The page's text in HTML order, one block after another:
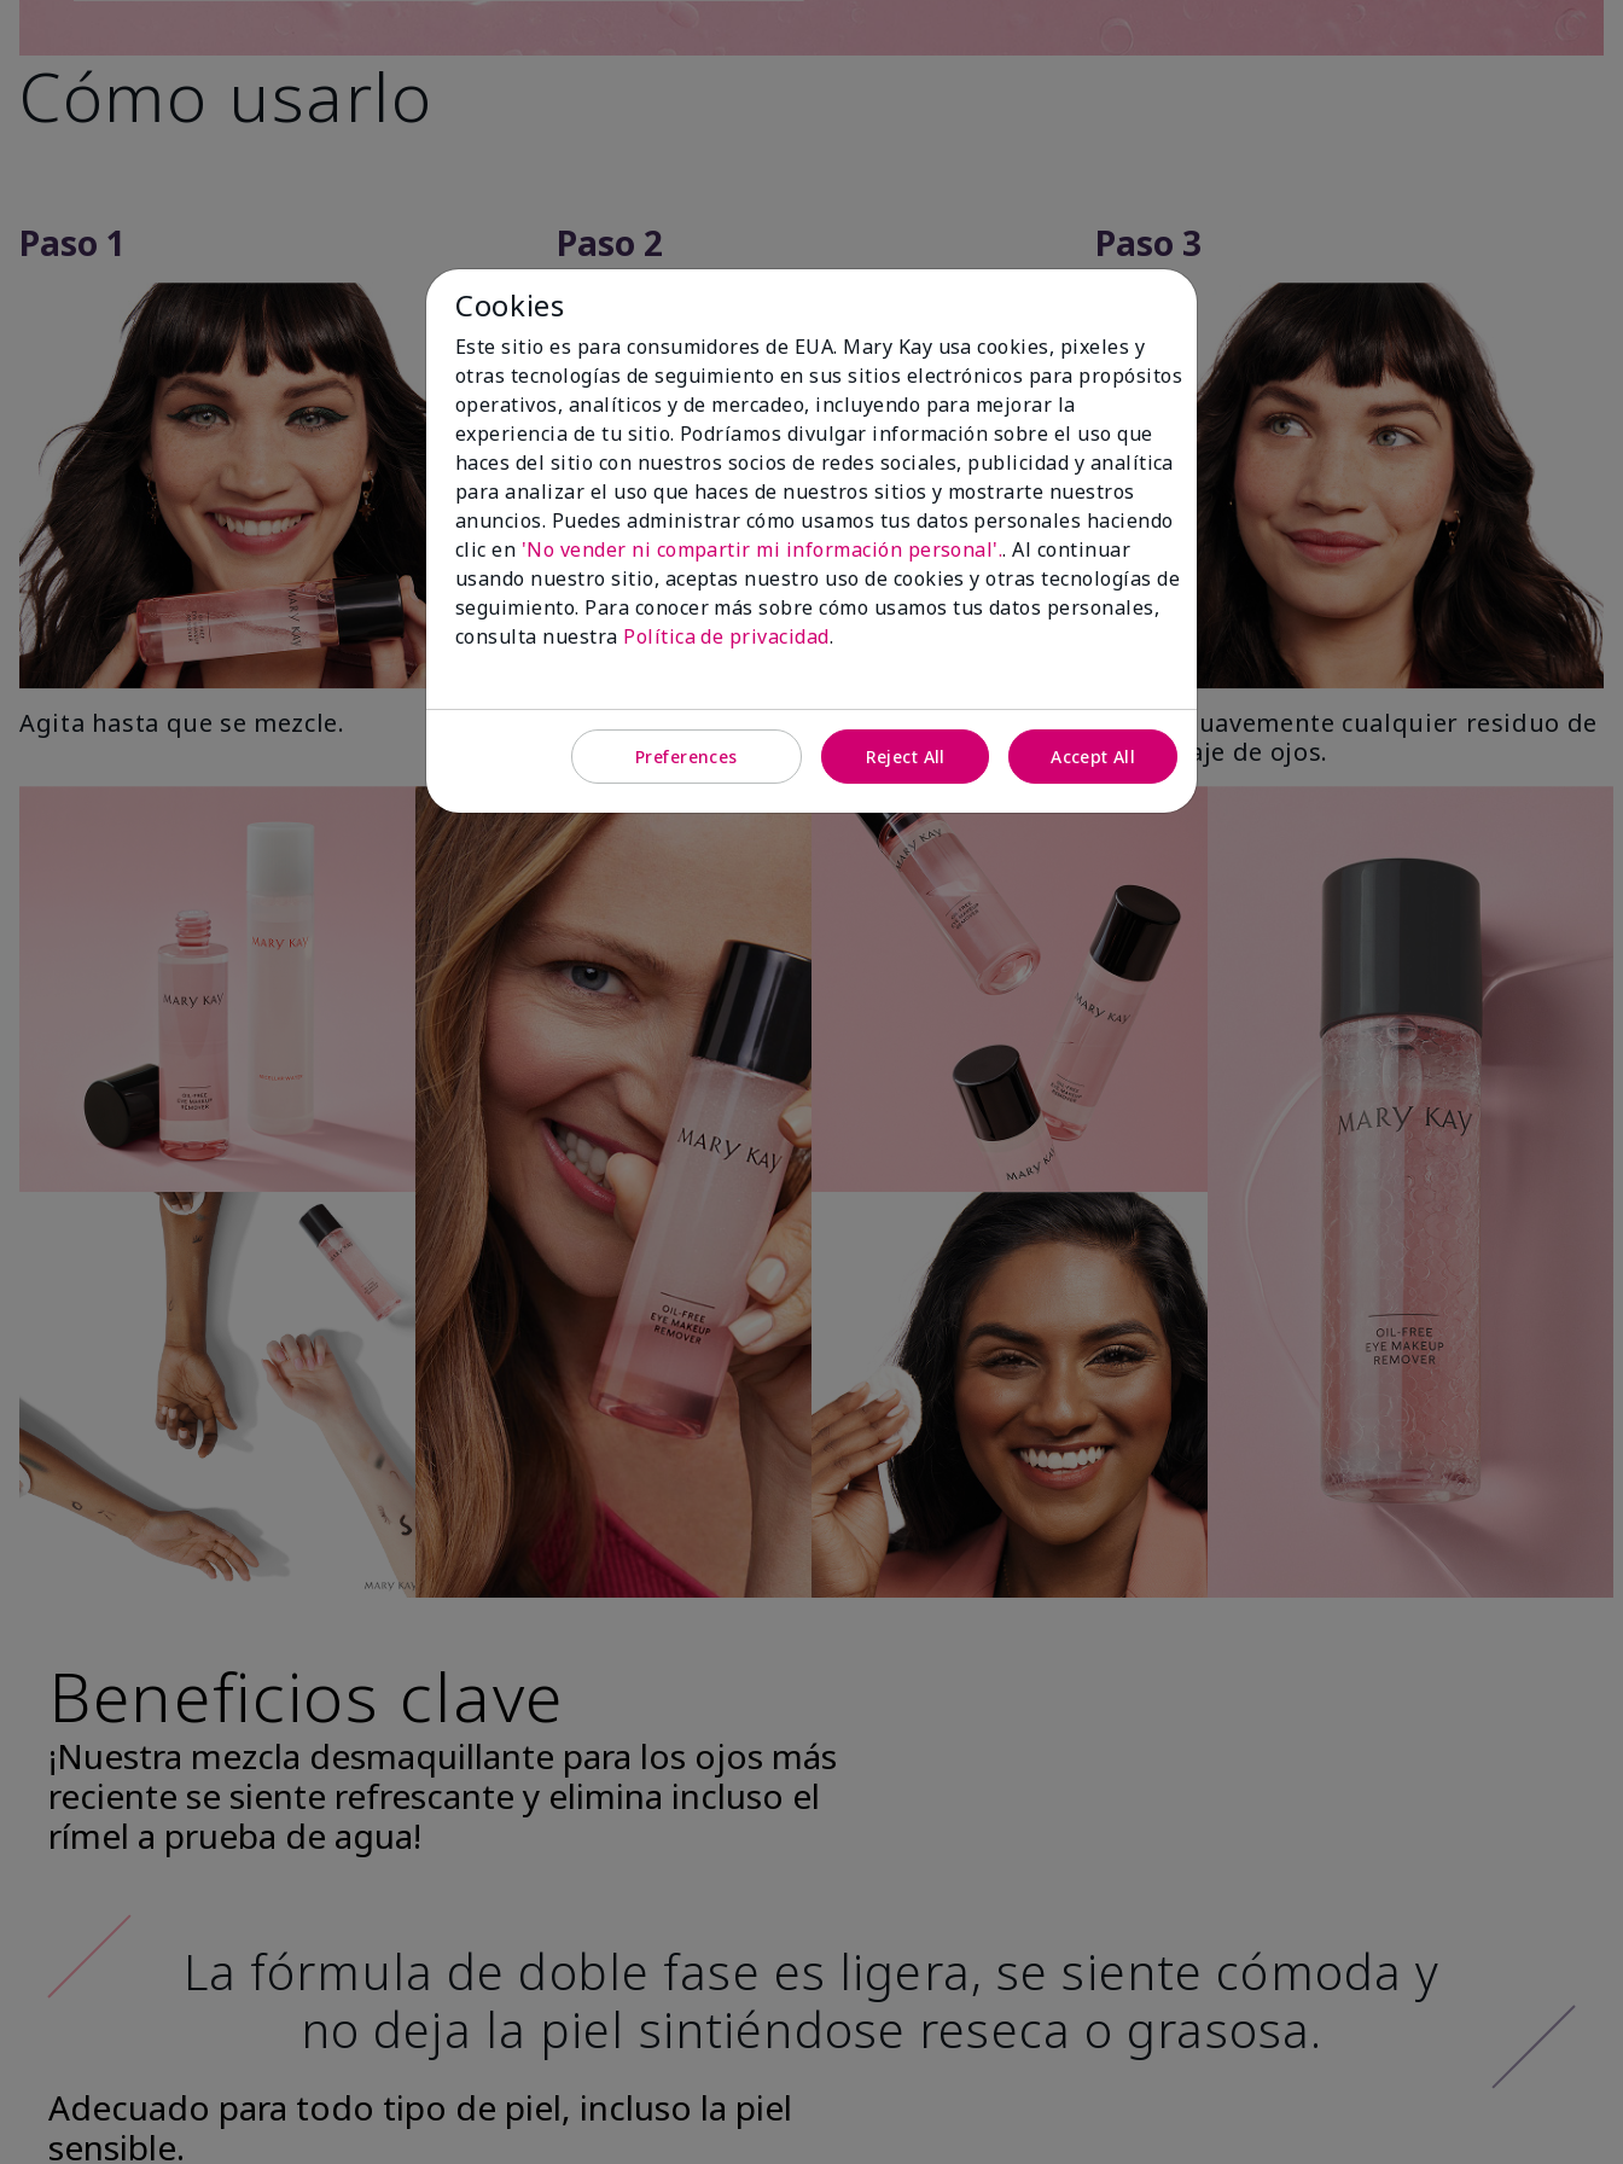
Cómo usarlo
Paso 1
Agita hasta que se mezcle.
Paso 2
Aplica una pequeña cantidad a una
bolita o almohadilla de algodón.
Paso 3
Limpia suavemente cualquier residuo de
maquillaje de ojos.
Beneficios clave
¡Nuestra mezcla desmaquillante para los ojos más
reciente se siente refrescante y elimina incluso el
rímel a prueba de agua!
La fórmula de doble fase es ligera, se siente cómoda y
no deja la piel sintiéndose reseca o grasosa.
Adecuado para todo tipo de piel, incluso la piel
sensible.
Cookies
Este sitio es para consumidores de EUA. Mary Kay usa cookies, pixeles y
otras tecnologías de seguimiento en sus sitios electrónicos para propósitos
operativos, analíticos y de mercadeo, incluyendo para mejorar la
experiencia de tu sitio. Podríamos divulgar información sobre el uso que
haces del sitio con nuestros socios de redes sociales, publicidad y analítica
para analizar el uso que haces de nuestros sitios y mostrarte nuestros
anuncios. Puedes administrar cómo usamos tus datos personales haciendo
clic en 'No vender ni compartir mi información personal'.. Al continuar
usando nuestro sitio, aceptas nuestro uso de cookies y otras tecnologías de
seguimiento. Para conocer más sobre cómo usamos tus datos personales,
consulta nuestra Política de privacidad.
Preferences Reject All Accept All